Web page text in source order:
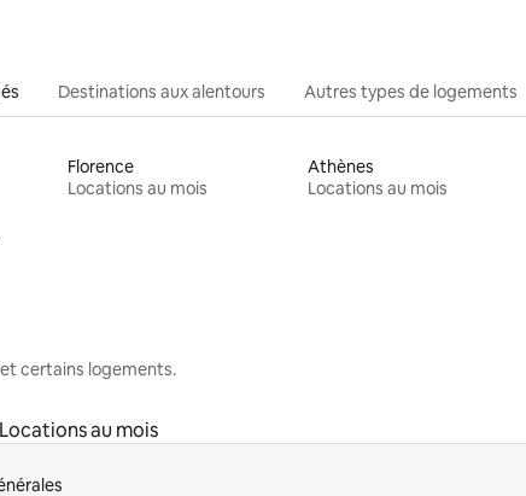
Destinations aux alentours Autres types de logements
Florence
Locations au mois
Athènes
Locations au mois
certains logements.
Locations au mois